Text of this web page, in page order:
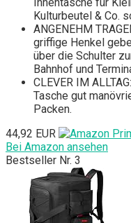
Kulturbeutel & Co.
ANGENEHM
griffige Henkel
über die Schulter
Bahnhof und
CLEVER IM
Tasche gut
Packen.
44,92 EUR
Bei Amazon ansehen
Bestseller Nr. 3